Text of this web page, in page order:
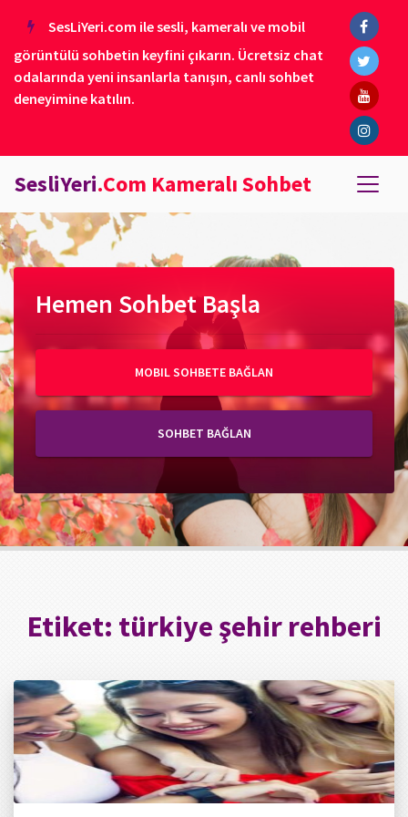
SesLiYeri.com ile sesli, kameralı ve mobil
görüntülü sohbetin keyfini çıkarın. Ücretsiz chat
odalarında yeni insanlarla tanışın, canlı sohbet
deneyimine katılın.
SesliYeri.Com Kameralı Sohbet
Hemen Sohbet Başla
MOBIL SOHBETE BAĞLAN
SOHBET BAĞLAN
Etiket: türkiye şehir rehberi